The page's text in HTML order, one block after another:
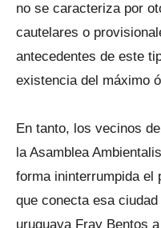
no se caracteriza por
cautelares o
antecedentes de este
existencia del máximo
En tanto, los vecinos
la Asamblea
forma ininterrumpida el
que conecta esa
uruguaya Fray Bentos